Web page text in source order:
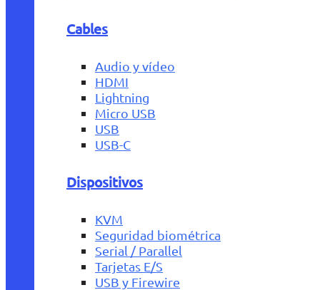
Cables
Audio y vídeo
HDMI
Lightning
Micro USB
USB
USB-C
Dispositivos
KVM
Seguridad biométrica
Serial / Parallel
Tarjetas E/S
USB y Firewire